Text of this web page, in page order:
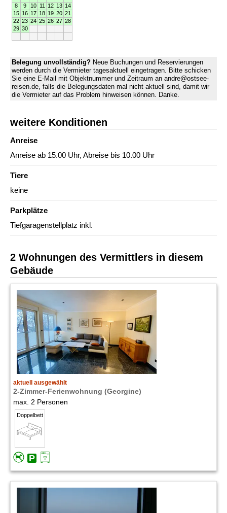
8
9 10 11 12 13 14
15 16 17 18 19 20 21
22 23 24 25 26 27 28
29 30
Belegung unvollständig? Neue Buchungen und Reservierungen
werden durch die Vermieter tagesaktuell eingetragen. Bitte schicken
Sie eine E-Mail mit Objektnummer und Zeitraum an andre@ostsee-
reisen.de, falls die Belegungsdaten mal nicht aktuell sind, damit wir
die Vermieter auf das Problem hinweisen können. Danke.
weitere Konditionen
Anreise
Anreise ab 15.00 Uhr, Abreise bis 10.00 Uhr
Tiere
keine
Parkplätze
Tiefgaragenstellplatz inkl.
2 Wohnungen des Vermittlers in diesem
Gebäude
aktuell ausgewählt
2-Zimmer-Ferienwohnung (Georgine)
max. 2 Personen
Doppelbett